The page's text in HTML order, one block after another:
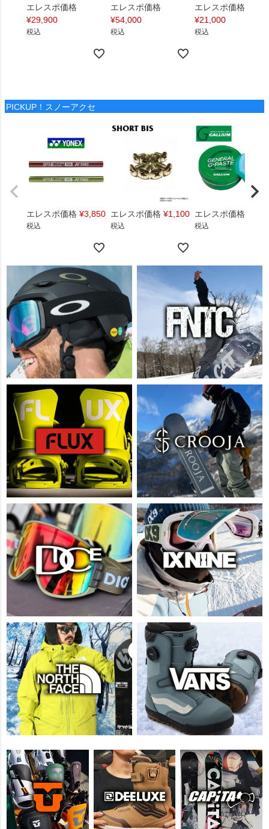
エレスポ価格
¥29,900
税込
エレスポ価格
¥54,000
税込
エレスポ価格
¥21,000
税込
PICKUP！スノーアクセ
エレスポ価格 ¥3,850
税込
エレスポ価格 ¥1,100
税込
エレスポ価格
税込